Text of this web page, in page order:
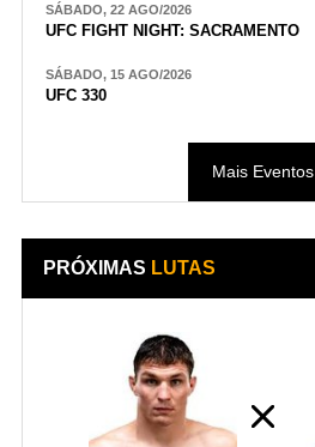
SÁBADO, 22 AGO/2026
UFC FIGHT NIGHT: SACRAMENTO
SÁBADO, 15 AGO/2026
UFC 330
Mais Eventos
PRÓXIMAS LUTAS